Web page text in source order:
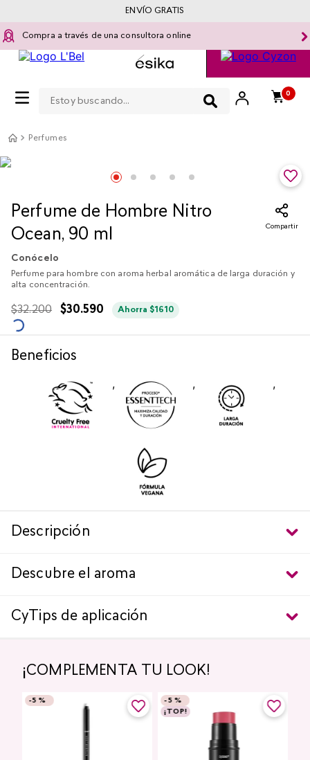
Compra a través de una consultora online
0
ENVÍO GRATIS
Perfumes
Perfume de Hombre Nitro
Ocean, 90 ml
Compartir
Conócelo
Perfume para hombre con aroma herbal aromática de larga duración y
alta concentración.
$32.200 $30.590 Ahorra$1610
Beneficios
,
, ,
Descripción
Descubre el aroma
CyTips de aplicación
¡COMPLEMENTA TU LOOK!
-5 % -5 %
¡TOP!